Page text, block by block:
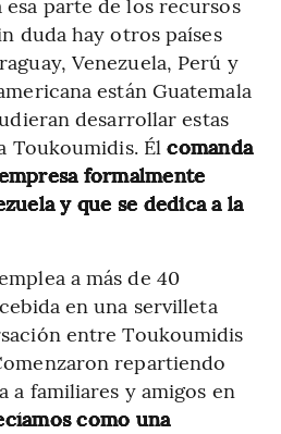
duda hay otros países
Venezuela, Perú y
están Guatemala
desarrollar estas
Toukoumidis. Él comanda
formalmente
y que se dedica a la
a más de 40
en una servilleta
entre Toukoumidis
repartiendo
a familiares y amigos en
como una